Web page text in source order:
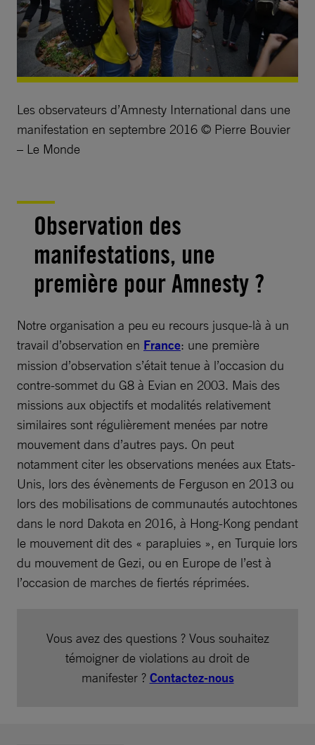
Les observateurs d’Amnesty International dans une
manifestation en septembre 2016 © Pierre Bouvier
– Le Monde
Observation des
manifestations, une
première pour Amnesty ?
Notre organisation a peu eu recours jusque-là à un
travail d’observation en France: une première
mission d’observation s’était tenue à l’occasion du
contre-sommet du G8 à Evian en 2003. Mais des
missions aux objectifs et modalités relativement
similaires sont régulièrement menées par notre
mouvement dans d’autres pays. On peut
notamment citer les observations menées aux Etats-
Unis, lors des évènements de Ferguson en 2013 ou
lors des mobilisations de communautés autochtones
dans le nord Dakota en 2016, à Hong-Kong pendant
le mouvement dit des « parapluies », en Turquie lors
du mouvement de Gezi, ou en Europe de l’est à
l’occasion de marches de fiertés réprimées.
Vous avez des questions ? Vous souhaitez
témoigner de violations au droit de
manifester ? Contactez-nous